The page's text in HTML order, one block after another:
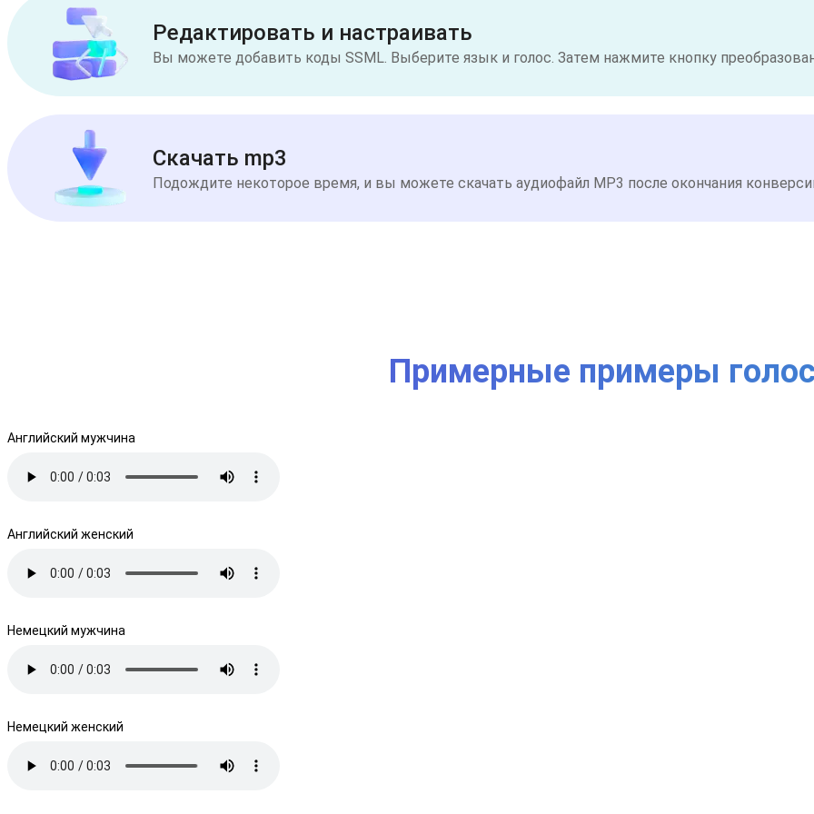
Редактировать и настраивать
Вы можете добавить коды SSML. Выберите язык и голос. Затем нажмите кнопку
Скачать mp3
Подождите некоторое время, и вы можете скачать аудиофайл MP3 после окончания
Примерные примеры
Английский мужчина
Английский женский
Немецкий мужчина
Немецкий женский